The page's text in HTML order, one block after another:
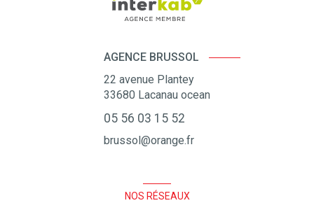
AGENCE BRUSSOL
22 avenue Plantey
33680 Lacanau ocean
05 56 03 15 52
brussol@orange.fr
NOS RÉSEAUX